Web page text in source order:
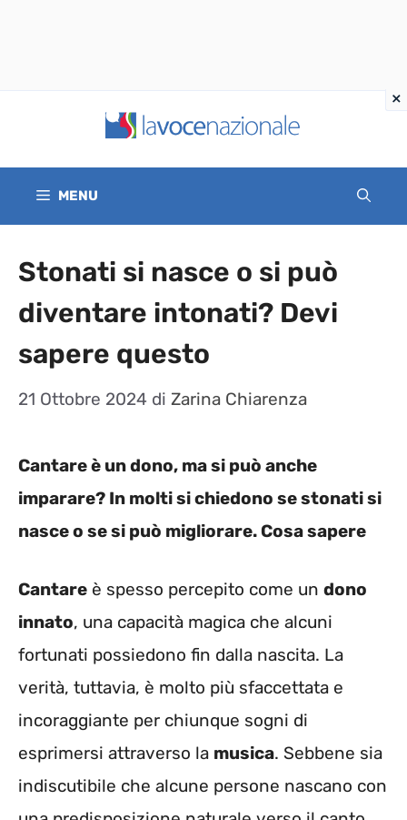
contenuto
MENU
Stonati si nasce o si può
diventare intonati? Devi
sapere questo
21 Ottobre 2024 di Zarina Chiarenza
Cantare è un dono, ma si può anche
imparare? In molti si chiedono se stonati si
nasce o se si può migliorare. Cosa sapere
Cantare è spesso percepito come un dono
innato, una capacità magica che alcuni
fortunati possiedono fin dalla nascita. La
verità, tuttavia, è molto più sfaccettata e
incoraggiante per chiunque sogni di
esprimersi attraverso la musica. Sebbene sia
indiscutibile che alcune persone nascano con